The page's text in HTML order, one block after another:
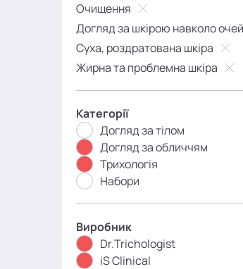
Очищення
Догляд за шкірою навколо очей
Суха, роздратована шкіра
Жирна та проблемна шкіра
Категорії
Догляд за тілом
Догляд за обличчям
Трихологія
Набори
Виробник
Dr.Trichologist
iS Clinical